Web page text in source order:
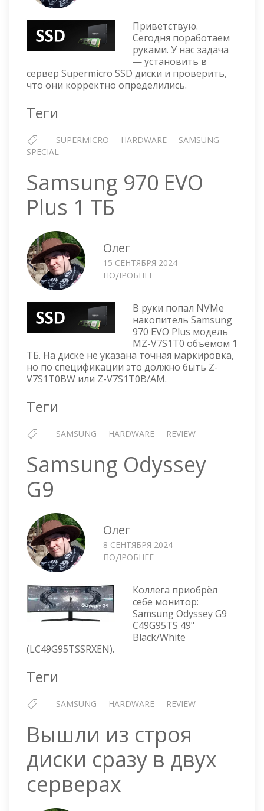
УСТАНОВКА
SSD
ДИСКОВ
SAMSUNG
MZ7L33T8HBNA-
00A07
Приветствую.
Сегодня поработаем
руками. У нас задача
— установить в
сервер Supermicro SSD диски и проверить,
что они корректно определились.
Теги
SUPERMICRO HARDWARE
SAMSUNG
SPECIAL
Samsung 970 EVO
Plus 1 ТБ
Олег
15 СЕНТЯБРЯ 2024
ПОДРОБНЕЕ
EVO
PLUS
1
ТБ
В руки попал NVMe
накопитель Samsung
970 EVO Plus модель
MZ-V7S1T0 объёмом 1
ТБ. На диске не указана точная маркировка,
но по спецификации это должно быть Z-
V7S1T0BW или Z-V7S1T0B/AM.
Теги
SAMSUNG HARDWARE REVIEW
Samsung Odyssey
G9
Олег
8 СЕНТЯБРЯ 2024
ПОДРОБНЕЕ
G9
Коллега приобрёл
себе монитор:
Samsung Odyssey G9
C49G95TS 49"
Black/White
(LC49G95TSSRXEN).
Теги
SAMSUNG HARDWARE REVIEW
Вышли из строя
диски сразу в двух
серверах